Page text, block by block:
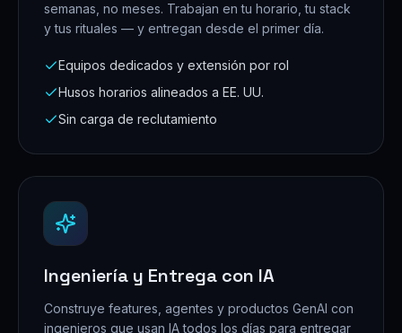
semanas, no meses. Trabajan en tu horario, tu stack
y tus rituales — y entregan desde el primer día.
Equipos dedicados y extensión por rol
Husos horarios alineados a EE. UU.
Sin carga de reclutamiento
Ingeniería y Entrega con IA
Construye features, agentes y productos GenAI con
ingenieros que usan IA todos los días para entregar